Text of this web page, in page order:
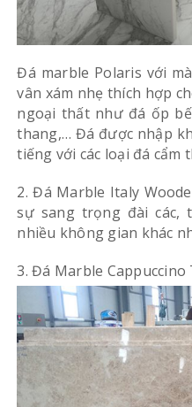
Đá marble Polaris với
vân xám nhẹ thích hợp
ngoại thất như đá ốp
thang,… Đá được nhập
tiếng với các loại đá cẩm
2. Đá Marble Italy
sự sang trọng đài các,
nhiều không gian khác
3. Đá Marble Cappuccino